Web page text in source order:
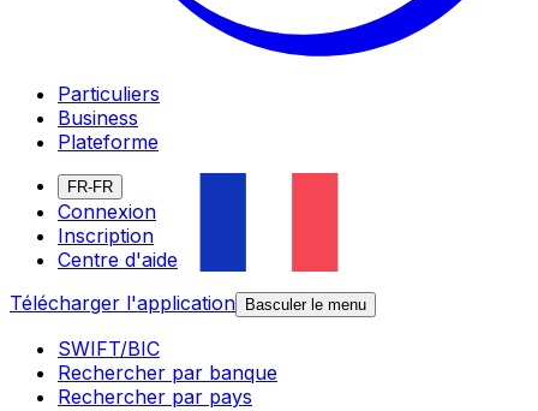
Particuliers
Business
Plateforme
FR-FR
Connexion
Inscription
Centre d'aide
Télécharger l'application
Basculer le menu
SWIFT/BIC
Rechercher par banque
Rechercher par pays